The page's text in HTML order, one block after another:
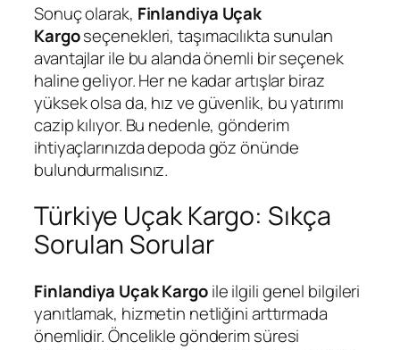
Sonuç olarak, Finlandiya Uçak
Kargoseçenekleri, taşımacılıkta sunulan
avantajlar ile bu alanda önemli bir seçenek
haline geliyor. Her ne kadar artışlar biraz
yüksek olsa da, hız ve güvenlik, bu yatırımı
cazip kılıyor. Bu nedenle, gönderim
ihtiyaçlarınızda depoda göz önünde
bulundurmalısınız.
Türkiye Uçak Kargo: Sıkça
Sorulan Sorular
Finlandiya Uçak Kargoile ilgili genel bilgileri
yanıtlamak, hizmetin netliğini arttırmada
önemlidir. Öncelikle gönderim süresi